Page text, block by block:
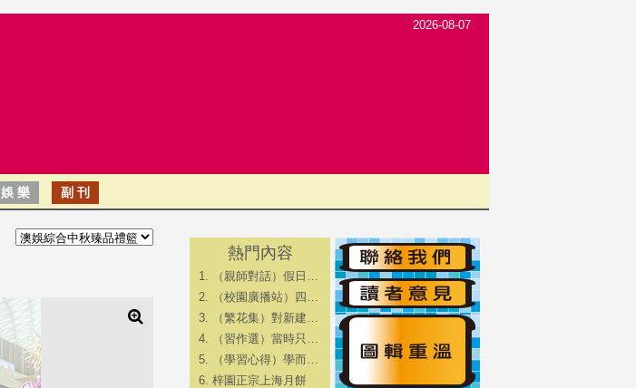
2026-08-07
娛 樂 副 刊
熱門內容
（親師對話）假日…
（校園廣播站）四…
（繁花集）對新建…
（習作選）當時只…
（學習心得）學而…
梓園正宗上海月餅